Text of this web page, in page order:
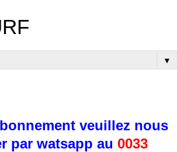
▼
veuillez nous
par watsapp au 0033